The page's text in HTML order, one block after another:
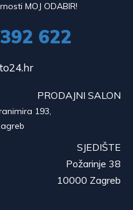
MOJ ODABIR!
622
PRODAJNI SALON
193,
SJEDIŠTE
Požarinje 38
10000 Zagreb